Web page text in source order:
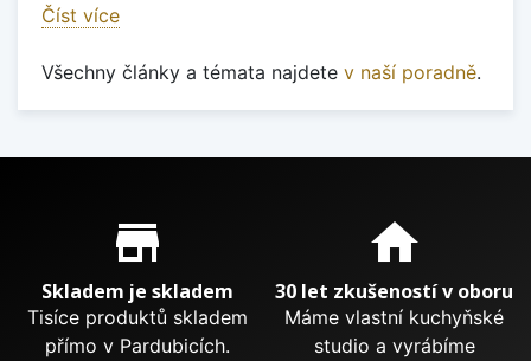
Číst více
Všechny články a témata najdete v naší poradně.
Proč nakupovat u nás?
store_mall_directory
Skladem je skladem
Tisíce produktů skladem
přímo v Pardubicích.
home
30 let zkušeností v oboru
Máme vlastní kuchyňské
studio a vyrábíme